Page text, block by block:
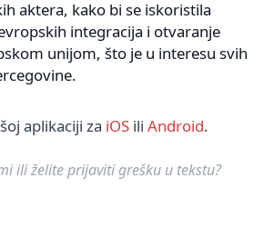
aktera, kako bi se iskoristila
integracija i otvaranje
unijom, što je u interesu svih
aplikaciji za iOS ili Android.
ili želite prijaviti grešku u tekstu?